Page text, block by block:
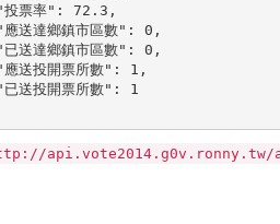
票率": 72.3,
送達鄉鎮市區數": 0,
送達鄉鎮市區數": 0,
送投開票所數": 1,
送投開票所數": 1
api.vote2014.g0v.ronny.tw/